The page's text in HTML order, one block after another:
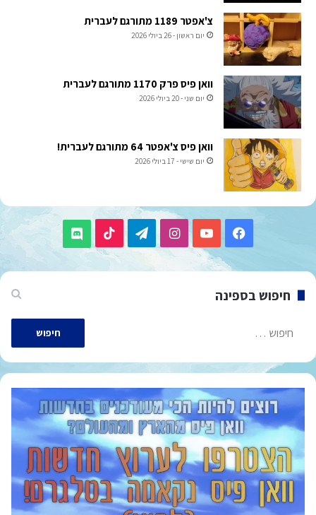
צ'אפטר 1189 מתורגם לעברית
יום ראשון - 26 ביולי 2026
וואן פיס פרק 1170 מתורגם לעברית
יום שני - 20 ביולי 2026
וואן פיס צ'אפטר 64 מתורגם לעברית!
יום שישי - 17 ביולי 2026
Facebook
YouTube
Instagram
Telegram
TikTok
Discord
חיפוש בספינה
חיפוש: